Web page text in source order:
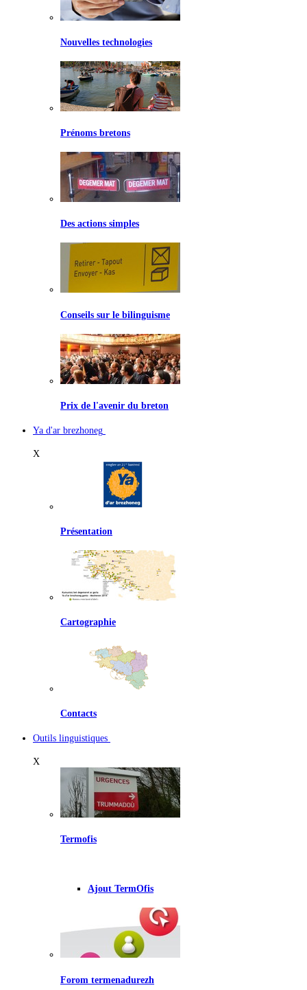
Nouvelles technologies
Prénoms bretons
Des actions simples
Conseils sur le bilinguisme
Prix de l'avenir du breton
Ya d'ar brezhoneg
X
Présentation
Cartographie
Contacts
Outils linguistiques
X
Termofis
Ajout TermOfis
Forom termenadurezh